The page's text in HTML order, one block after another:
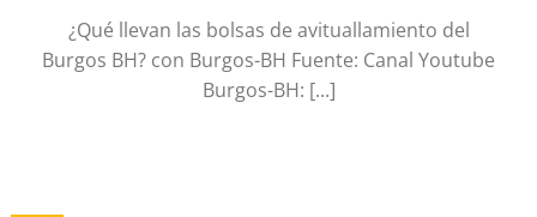
¿Qué llevan las bolsas de avituallamiento del
Burgos BH? con Burgos-BH Fuente: Canal Youtube
Burgos-BH: [...]